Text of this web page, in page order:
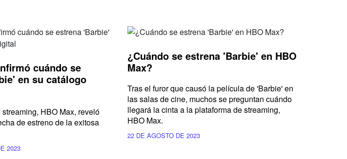
cuándo se
en su catálogo
HBO Max, reveló
de estreno de la exitosa
2023
¿Cuándo se estrena 'Barbie' en HBO
Max?
Tras el furor que causó la película de 'Barbie' en
las salas de cine, muchos se preguntan cuándo
llegará la cinta a la plataforma de streaming,
HBO Max.
22 DE AGOSTO DE 2023